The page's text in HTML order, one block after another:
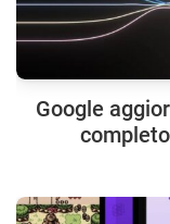
Google